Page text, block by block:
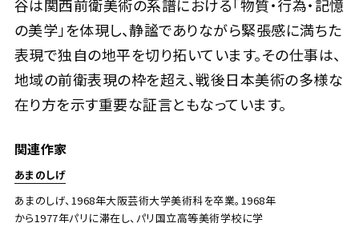
谷は関西前衛美術の系譜における「物質・行為・記憶
の美学」を体現し、静謐でありながら緊張感に満ちた
表現で独自の地平を切り拓いています。その仕事は、
地域の前衛表現の枠を超え、戦後日本美術の多様な
在り方を示す重要な証言ともなっています。
関連作家
あまのしげ
あまのしげ、1968年大阪芸術大学美術科を卒業。1968年
から1977年パリに滞在し、パリ国立高等美術学校に学